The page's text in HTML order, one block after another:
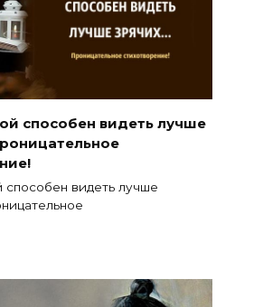
способен видеть лучше
видеть лучше